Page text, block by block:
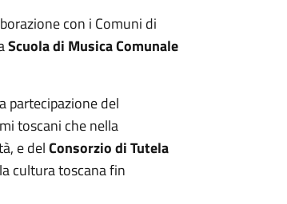
con i Comuni di
Scuola di Musica Comunale
partecipazione del
toscani che nella
e delConsorzio di Tutela
cultura toscana fin